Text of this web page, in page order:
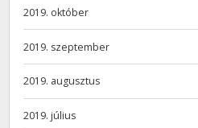
2019. október
2019. szeptember
2019. augusztus
2019. július